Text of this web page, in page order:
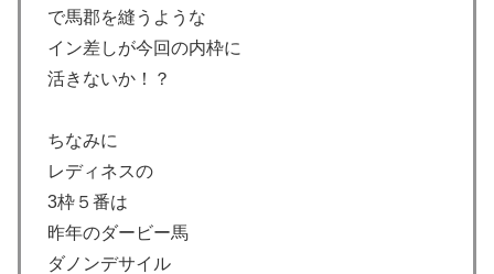
で馬郡を縫うような
イン差しが今回の内枠に
活きないか！？
ちなみに
レディネスの
3枠５番は
昨年のダービー馬
ダノンデサイル